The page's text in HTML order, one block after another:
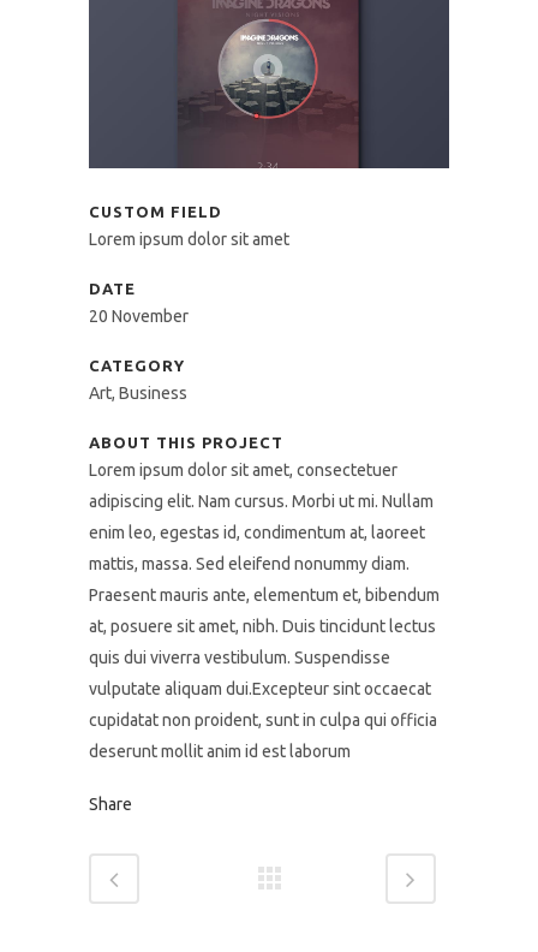
CUSTOM FIELD
Lorem ipsum dolor sit amet
DATE
20 November
CATEGORY
Art, Business
ABOUT THIS PROJECT
Lorem ipsum dolor sit amet, consectetuer
adipiscing elit. Nam cursus. Morbi ut mi. Nullam
enim leo, egestas id, condimentum at, laoreet
mattis, massa. Sed eleifend nonummy diam.
Praesent mauris ante, elementum et, bibendum
at, posuere sit amet, nibh. Duis tincidunt lectus
quis dui viverra vestibulum. Suspendisse
vulputate aliquam dui.Excepteur sint occaecat
cupidatat non proident, sunt in culpa qui officia
deserunt mollit anim id est laborum
Share